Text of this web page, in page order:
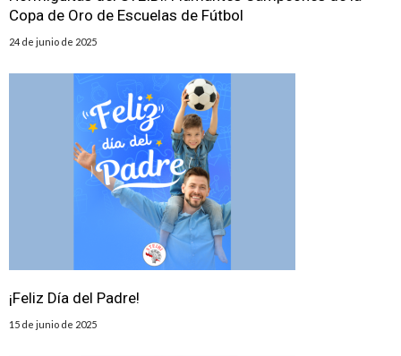
Copa de Oro de Escuelas de Fútbol
24 de junio de 2025
¡Feliz Día del Padre!
15 de junio de 2025